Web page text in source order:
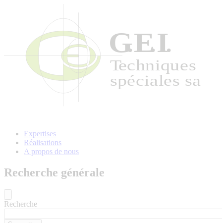
Expertises
Réalisations
A propos de nous
Recherche générale
Recherche